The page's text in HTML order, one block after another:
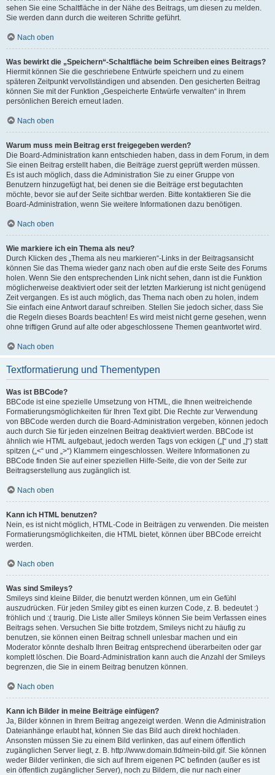
sehen Sie eine Schaltfläche in der Nähe des Beitrags, um diesen zu melden.
Sie werden dann durch die weiteren Schritte geführt.
Nach oben
Was bewirkt die „Speichern“-Schaltfläche beim Schreiben eines Beitrags?
Hiermit können Sie die geschriebene Entwürfe speichern und zu einem
späteren Zeitpunkt vervollständigen und absenden. Den gesicherten Beitrag
können Sie mit der Funktion „Gespeicherte Entwürfe verwalten“ in Ihrem
persönlichen Bereich erneut laden.
Nach oben
Warum muss mein Beitrag erst freigegeben werden?
Die Board-Administration kann entschieden haben, dass in dem Forum, in dem
Sie einen Beitrag erstellt haben, die Beiträge zuerst geprüft werden müssen.
Es ist auch möglich, dass die Administration Sie zu einer Gruppe von
Benutzern hinzugefügt hat, bei denen sie die Beiträge erst begutachten
möchte, bevor sie auf der Seite sichtbar werden. Bitte kontaktieren Sie die
Board-Administration, wenn Sie weitere Informationen dazu benötigen.
Nach oben
Wie markiere ich ein Thema als neu?
Durch Klicken des „Thema als neu markieren“-Links in der Beitragsansicht
können Sie das Thema wieder ganz nach oben auf die erste Seite des Forums
holen. Wenn Sie den entsprechenden Link nicht sehen, dann ist die Funktion
möglicherweise deaktiviert oder seit der letzten Markierung ist nicht genügend
Zeit vergangen. Es ist auch möglich, das Thema nach oben zu holen, indem
Sie einfach eine Antwort darauf schreiben. Stellen Sie jedoch sicher, dass Sie
die Regeln dieses Boards beachten! Es wird meist nicht gerne gesehen, wenn
ohne triftigen Grund auf alte oder abgeschlossene Themen geantwortet wird.
Nach oben
Textformatierung und Thementypen
Was ist BBCode?
BBCode ist eine spezielle Umsetzung von HTML, die Ihnen weitreichende
Formatierungsmöglichkeiten für Ihren Text gibt. Die Rechte zur Verwendung
von BBCode werden durch die Board-Administration vergeben, können jedoch
auch durch Sie für jeden einzelnen Beitrag deaktiviert werden. BBCode ist
ähnlich wie HTML aufgebaut, jedoch werden Tags von eckigen („[“ und „]“) statt
spitzen („<“ und „>“) Klammern eingeschlossen. Weitere Informationen zu
BBCode finden Sie auf einer speziellen Hilfe-Seite, die von der Seite zur
Beitragserstellung aus zugänglich ist.
Nach oben
Kann ich HTML benutzen?
Nein, es ist nicht möglich, HTML-Code in Beiträgen zu verwenden. Die meisten
Formatierungsmöglichkeiten, die HTML bietet, können über BBCode erreicht
werden.
Nach oben
Was sind Smileys?
Smileys sind kleine Bilder, die benutzt werden können, um ein Gefühl
auszudrücken. Für jeden Smiley gibt es einen kurzen Code, z. B. bedeutet :)
fröhlich und :( traurig. Die Liste aller Smileys können Sie beim Verfassen eines
Beitrags sehen. Versuchen Sie bitte trotzdem, Smileys nicht zu häufig zu
benutzen, sie können einen Beitrag schnell unlesbar machen und ein
Moderator könnte deshalb Ihren Beitrag entsprechend überarbeiten oder gar
komplett löschen. Die Board-Administration kann auch die Anzahl der Smileys
begrenzen, die Sie in einem Beitrag benutzen können.
Nach oben
Kann ich Bilder in meine Beiträge einfügen?
Ja, Bilder können in Ihrem Beitrag angezeigt werden. Wenn die Administration
Dateianhänge erlaubt hat, können Sie das Bild auch direkt hochladen.
Ansonsten müssen Sie zu einem Bild verlinken, das auf einem öffentlich
zugänglichen Server liegt, z. B. http://www.domain.tld/mein-bild.gif. Sie können
weder Bilder verlinken, die sich auf Ihrem eigenen PC befinden (außer es ist
ein öffentlich zugänglicher Server), noch zu Bildern, die nur nach einer